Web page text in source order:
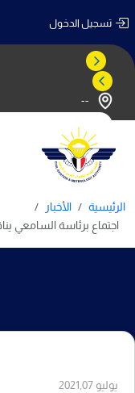
تسجيل الدخول
--
الرئيسية
الأخبار
اجتماع برئاسة السامعي
يوليو 2021,07